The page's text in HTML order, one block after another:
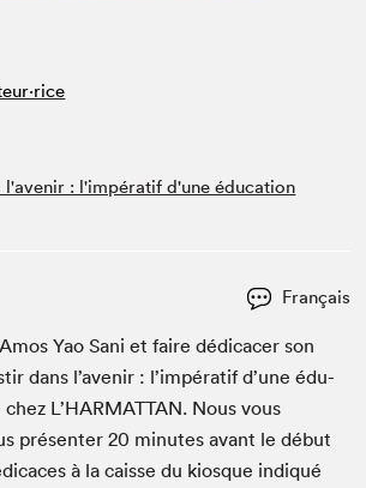
l'avenir : l'impératif d'une éducation
Français
Yao Sani et faire dédi­cac­er son
dans l’avenir : l’im­pératif d’une édu­
L’HAR­MAT­TAN. Nous vous
présen­ter20 min­utes avant le début
à la caisse du kiosque indiqué